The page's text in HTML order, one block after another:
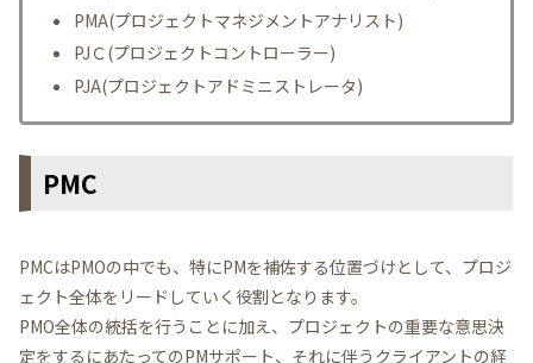
PMA(プロジェクトマネジメントアナリスト)
PJＣ(プロジェクトコントローラー)
PJA(プロジェクトアドミニストレータ)
PMC
PMCはPMOの中でも、特にPMを補佐する位置づけとして、プロジ
ェクト全体をリードしていく役割となります。
PMO全体の統括を行うことに加え、プロジェクトの重要な意思決
定をするにあたってのPMサポート、それに伴うクライアントの経